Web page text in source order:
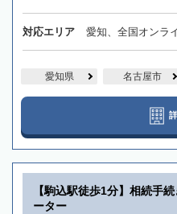
対応エリア 愛知、全国オンラ
愛知県 名古屋市
【駒込駅徒歩1分】相続手
ーター